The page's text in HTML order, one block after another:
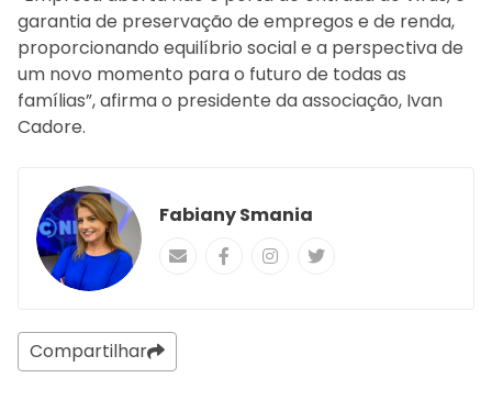
garantia de preservação de empregos e de renda,
proporcionando equilíbrio social e a perspectiva de
um novo momento para o futuro de todas as
famílias”, afirma o presidente da associação, Ivan
Cadore.
Fabiany Smania
Compartilhar